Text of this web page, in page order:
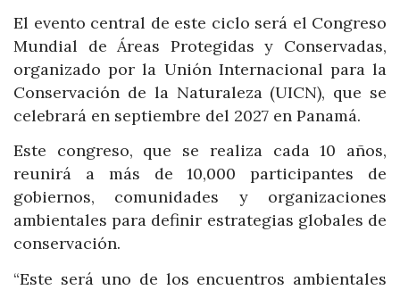
El evento central de este ciclo será el Congreso
Mundial de Áreas Protegidas y Conservadas,
organizado por la Unión Internacional para la
Conservación de la Naturaleza (UICN), que se
celebrará en septiembre del 2027 en Panamá.
Este congreso, que se realiza cada 10 años,
reunirá a más de 10,000 participantes de
gobiernos, comunidades y organizaciones
ambientales para definir estrategias globales de
conservación.
“Este será uno de los encuentros ambientales